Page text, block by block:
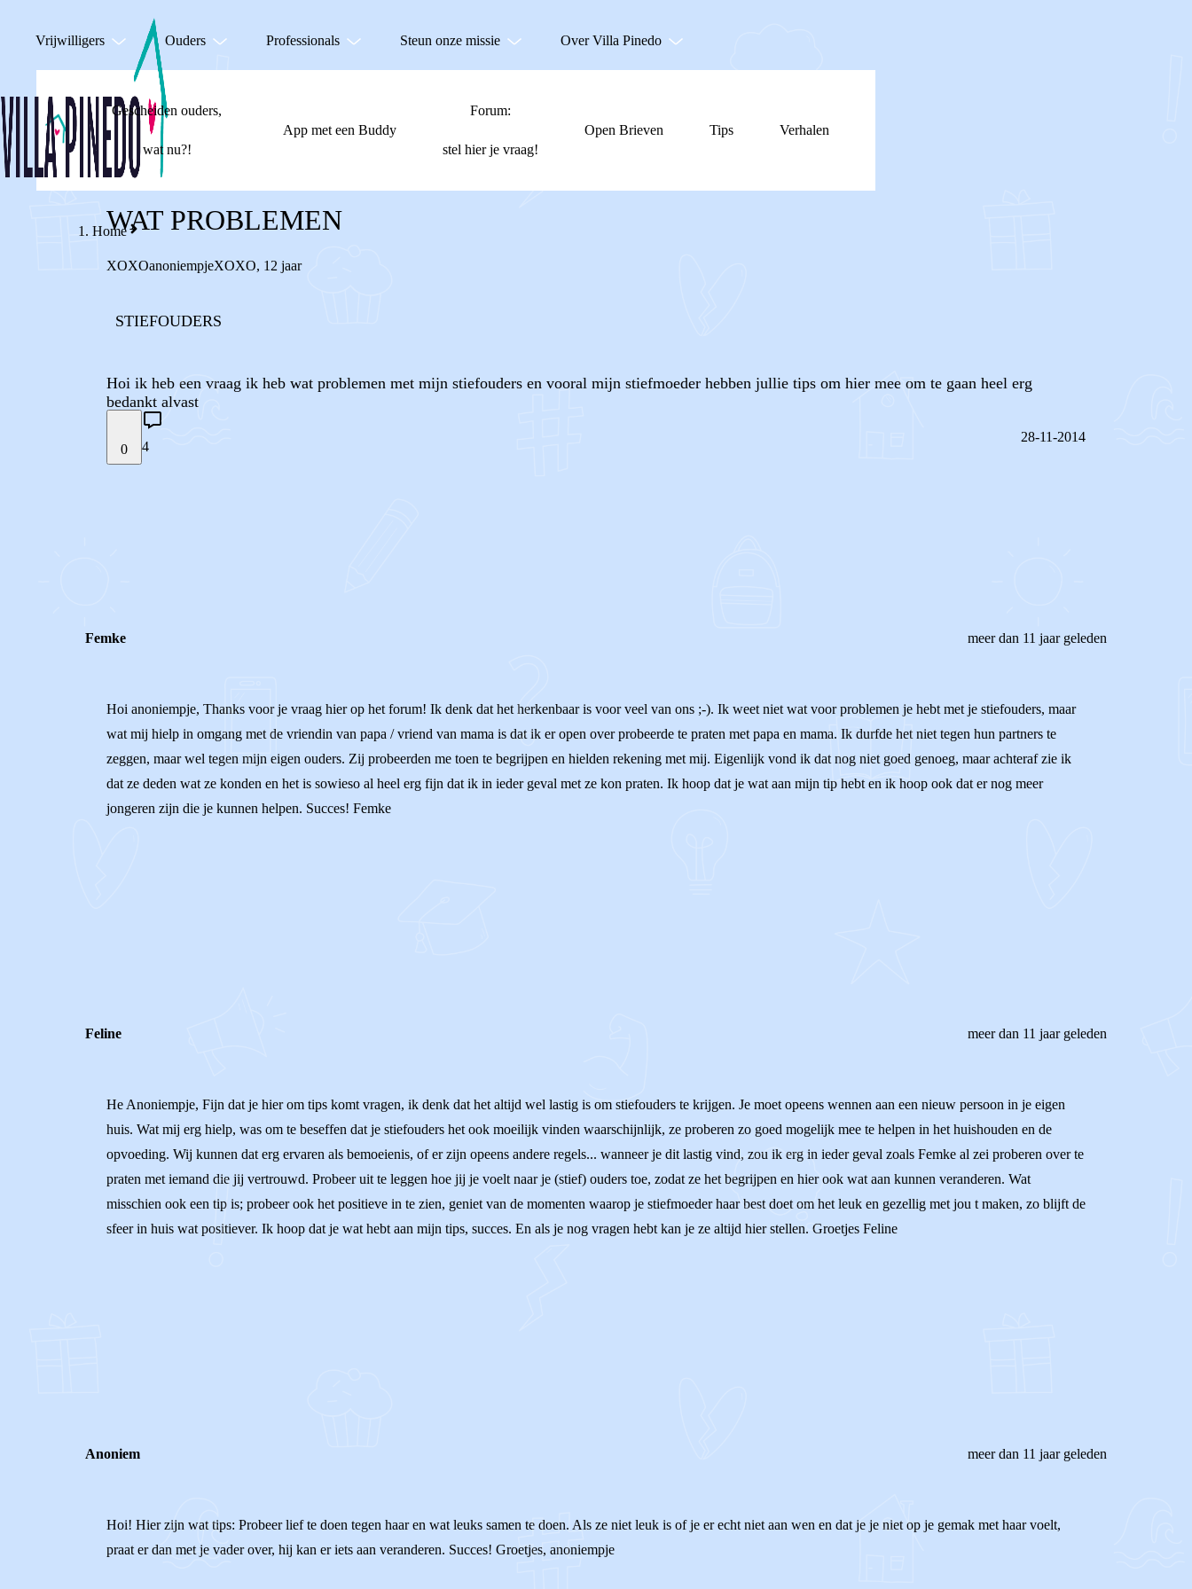
Vrijwilligers Ouders Professionals Steun onze missie Over Villa Pinedo
Gescheiden ouders,
wat nu?!
App met een Buddy
Forum:
stel hier je vraag!
Open Brieven Tips Verhalen
Home
WAT PROBLEMEN
XOXOanoniempjeXOXO, 12 jaar
STIEFOUDERS
Hoi ik heb een vraag ik heb wat problemen met mijn stiefouders en vooral mijn stiefmoeder hebben jullie tips om hier mee om te gaan heel erg
bedankt alvast
0 4
28-11-2014
Femke meer dan 11 jaar geleden
Hoi anoniempje, Thanks voor je vraag hier op het forum! Ik denk dat het herkenbaar is voor veel van ons ;-). Ik weet niet wat voor problemen je hebt met je stiefouders, maar
wat mij hielp in omgang met de vriendin van papa / vriend van mama is dat ik er open over probeerde te praten met papa en mama. Ik durfde het niet tegen hun partners te
zeggen, maar wel tegen mijn eigen ouders. Zij probeerden me toen te begrijpen en hielden rekening met mij. Eigenlijk vond ik dat nog niet goed genoeg, maar achteraf zie ik
dat ze deden wat ze konden en het is sowieso al heel erg fijn dat ik in ieder geval met ze kon praten. Ik hoop dat je wat aan mijn tip hebt en ik hoop ook dat er nog meer
jongeren zijn die je kunnen helpen. Succes! Femke
Feline meer dan 11 jaar geleden
He Anoniempje, Fijn dat je hier om tips komt vragen, ik denk dat het altijd wel lastig is om stiefouders te krijgen. Je moet opeens wennen aan een nieuw persoon in je eigen
huis. Wat mij erg hielp, was om te beseffen dat je stiefouders het ook moeilijk vinden waarschijnlijk, ze proberen zo goed mogelijk mee te helpen in het huishouden en de
opvoeding. Wij kunnen dat erg ervaren als bemoeienis, of er zijn opeens andere regels... wanneer je dit lastig vind, zou ik erg in ieder geval zoals Femke al zei proberen over te
praten met iemand die jij vertrouwd. Probeer uit te leggen hoe jij je voelt naar je (stief) ouders toe, zodat ze het begrijpen en hier ook wat aan kunnen veranderen. Wat
misschien ook een tip is; probeer ook het positieve in te zien, geniet van de momenten waarop je stiefmoeder haar best doet om het leuk en gezellig met jou t maken, zo blijft de
sfeer in huis wat positiever. Ik hoop dat je wat hebt aan mijn tips, succes. En als je nog vragen hebt kan je ze altijd hier stellen. Groetjes Feline
Anoniem meer dan 11 jaar geleden
Hoi! Hier zijn wat tips: Probeer lief te doen tegen haar en wat leuks samen te doen. Als ze niet leuk is of je er echt niet aan wen en dat je je niet op je gemak met haar voelt,
praat er dan met je vader over, hij kan er iets aan veranderen. Succes! Groetjes, anoniempje